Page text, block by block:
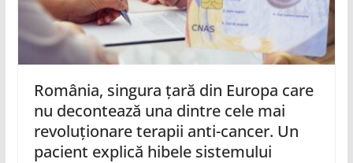
România, singura țară din Europa care
nu decontează una dintre cele mai
revoluționare terapii anti-cancer. Un
pacient explică hibele sistemului